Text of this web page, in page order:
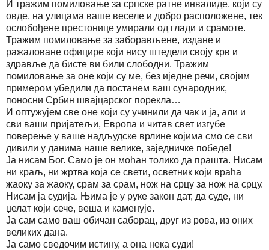
И тражим помиловање за српске ратне инвалиде, који су
овде, на улицама ваше веселе и добро расположене, тек
ослобођене престонице умирали од глади и срамоте.
Тражим помиловање за заборављене, издане и
ражаловане официре који нису штедели своју крв и
здравље да бисте ви били слободни. Тражим
помиловање за оне који су ме, без иједне речи, својим
примером убедили да постанем ваш сународник,
поносни Србин швајцарског порекла…
И оптужујем све оне који су учинили да чак и ја, али и
сви ваши пријатељи, Европа и читав свет изгубе
поверење у ваше надљудске врлине којима смо се сви
дивили у данима наше велике, заједничке победе!
Ја нисам Бог. Само је он моћан толико да прашта. Нисам
ни краљ, ни жртва која се свети, осветник који враћа
жаоку за жаоку, срам за срам, нож на срцу за нож на срцу.
Нисам ја судија. Њима је у руке закон дат, да суде, ни
џелат који сече, веша и каменује.
Ја сам само ваш обичан саборац, друг из рова, из оних
великих дана.
Ја само сведочим истину, а она нека суди!